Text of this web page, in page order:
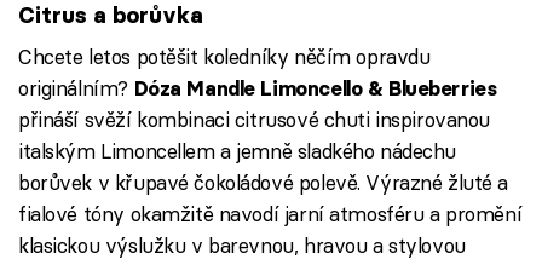
Citrus a borůvka
Chcete letos potěšit koledníky něčím opravdu
originálním? Dóza Mandle Limoncello & Blueberries
přináší svěží kombinaci citrusové chuti inspirovanou
italským Limoncellem a jemně sladkého nádechu
borůvek v křupavé čokoládové polevě. Výrazné žluté a
fialové tóny okamžitě navodí jarní atmosféru a promění
klasickou výslužku v barevnou, hravou a stylovou